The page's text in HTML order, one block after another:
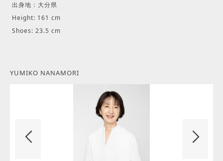
出身地：大分県
Height: 161 cm
Shoes: 23.5 cm
YUMIKO NANAMORI